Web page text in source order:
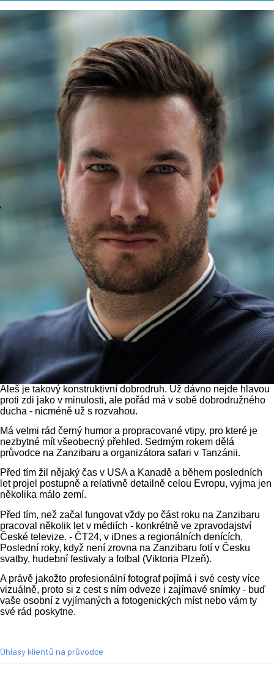
Aleš je takový konstruktivní dobrodruh. Už dávno nejde hlavou
proti zdi jako v minulosti, ale pořád má v sobě dobrodružného
ducha - nicméně už s rozvahou.
Má velmi rád černý humor a propracované vtipy, pro které je
nezbytné mít všeobecný přehled. Sedmým rokem dělá
průvodce na Zanzibaru a organizátora safari v Tanzánii.
Před tím žil nějaký čas v USA a Kanadě a během posledních
let projel postupně a relativně detailně celou Evropu, vyjma jen
několika málo zemí.
Před tím, než začal fungovat vždy po část roku na Zanzibaru
pracoval několik let v médiích - konkrétně ve zpravodajství
České televize. - ČT24, v iDnes a regionálních denících.
Poslední roky, když není zrovna na Zanzibaru fotí v Česku
svatby, hudební festivaly a fotbal (Viktoria Plzeň).
A právě jakožto profesionální fotograf pojímá i své cesty více
vizuálně, proto si z cest s ním odveze i zajímavé snímky - buď
vaše osobní z vyjímaných a fotogenických míst nebo vám ty
své rád poskytne.
Ohlasy klientů na průvodce